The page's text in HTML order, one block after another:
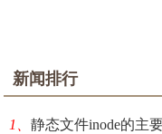
新闻排行
1、 静态文件inode的主要